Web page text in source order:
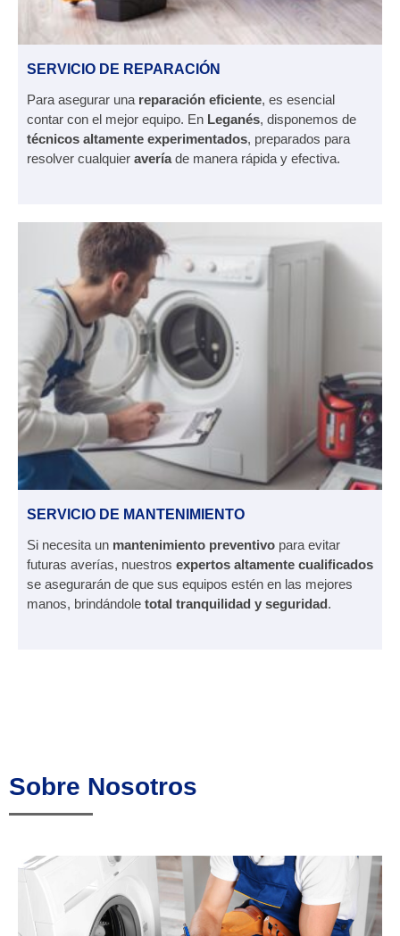
SERVICIO DE REPARACIÓN
Para asegurar una reparación eficiente, es esencial
contar con el mejor equipo. En Leganés, disponemos de
técnicos altamente experimentados, preparados para
resolver cualquier averíade manera rápida y efectiva.
SERVICIO DE MANTENIMIENTO
Si necesita un mantenimiento preventivo para evitar
futuras averías, nuestros expertos altamente cualificados
se asegurarán de que sus equipos estén en las mejores
manos, brindándole total tranquilidad y seguridad.
Sobre Nosotros